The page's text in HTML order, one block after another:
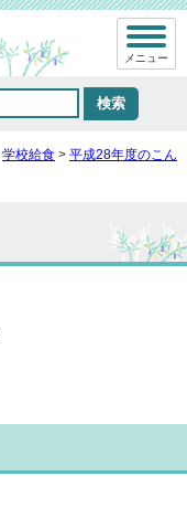
メニュー
学校給食 > 平成28年度のこん